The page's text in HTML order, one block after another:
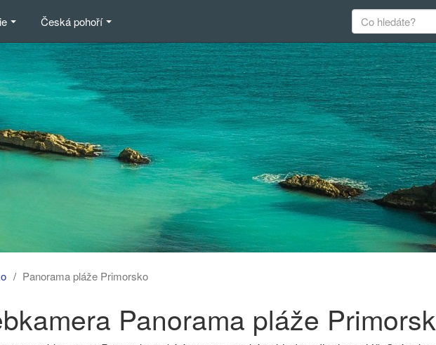
Česká pohoří
Panorama pláže Primorsko
Panorama pláže